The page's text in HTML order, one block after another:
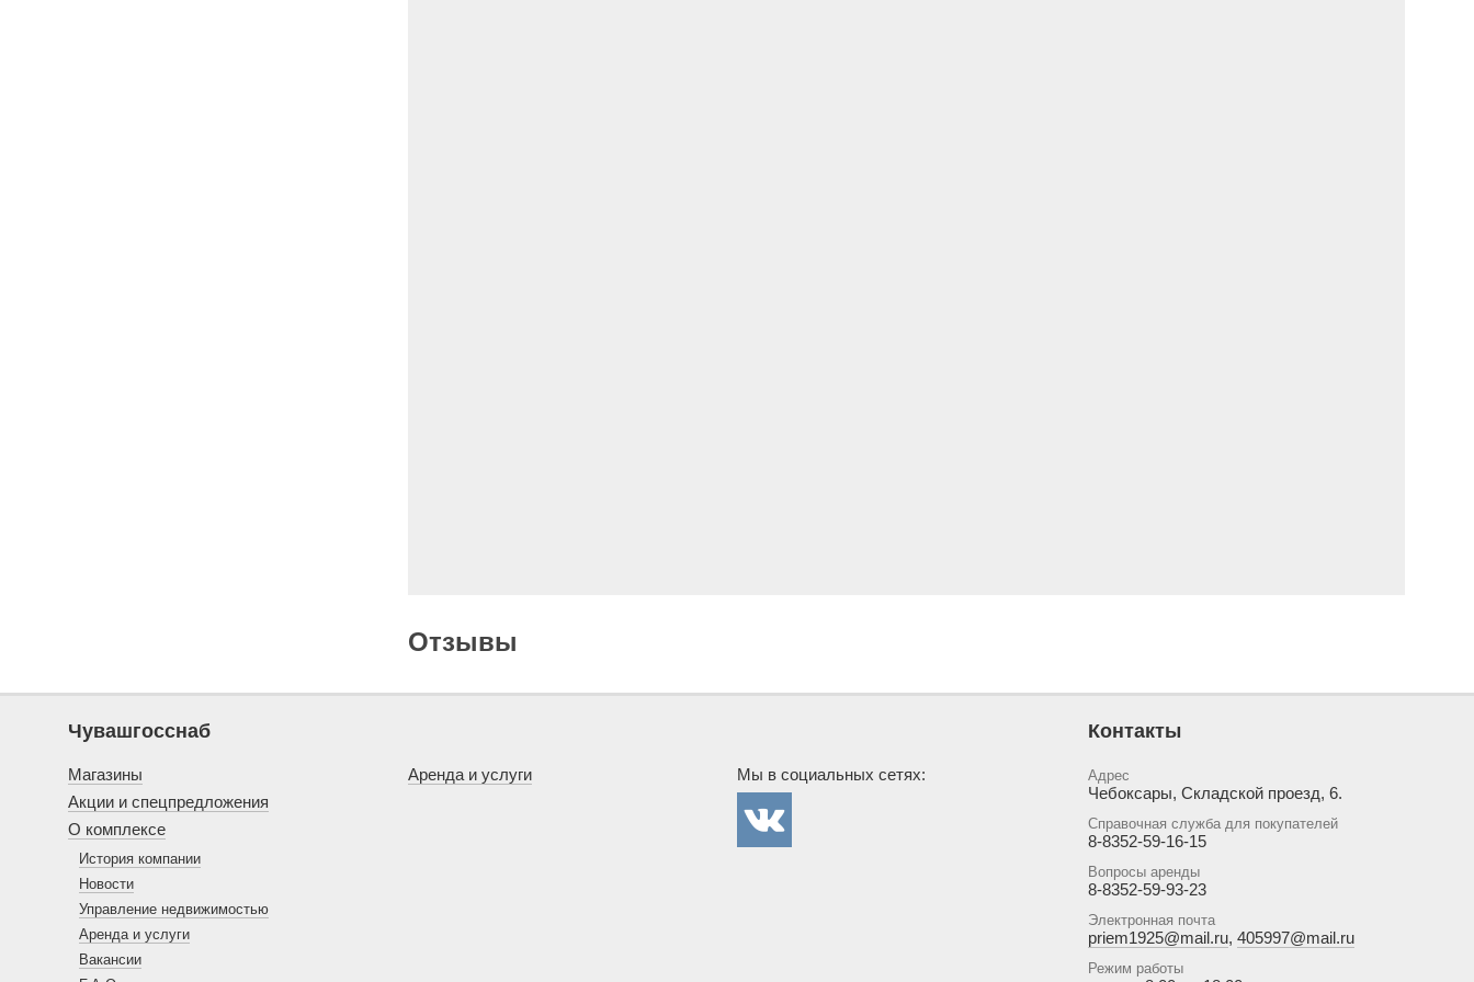
Отзывы
Чувашгосснаб
Магазины
Акции и спецпредложения
О комплексе
История компании
Новости
Управление недвижимостью
Аренда и услуги
Вакансии
Аренда и услуги Мы в социальных сетях:
Контакты
Адрес
Чебоксары, Складской проезд, 6.
Справочная служба для покупателей
8-8352-59-16-15
Вопросы аренды
8-8352-59-93-23
Электронная почта
priem1925@mail.ru, 405997@mail.ru
Режим работы